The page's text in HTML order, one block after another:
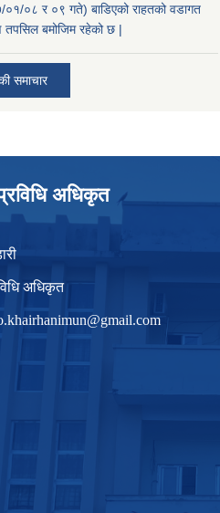
०८ र ०९ गते) बाडिएको राहतको वडागत
तपसिल बमोजिम रहेको छ |
समाचार
अधिकृत
अधिकृत